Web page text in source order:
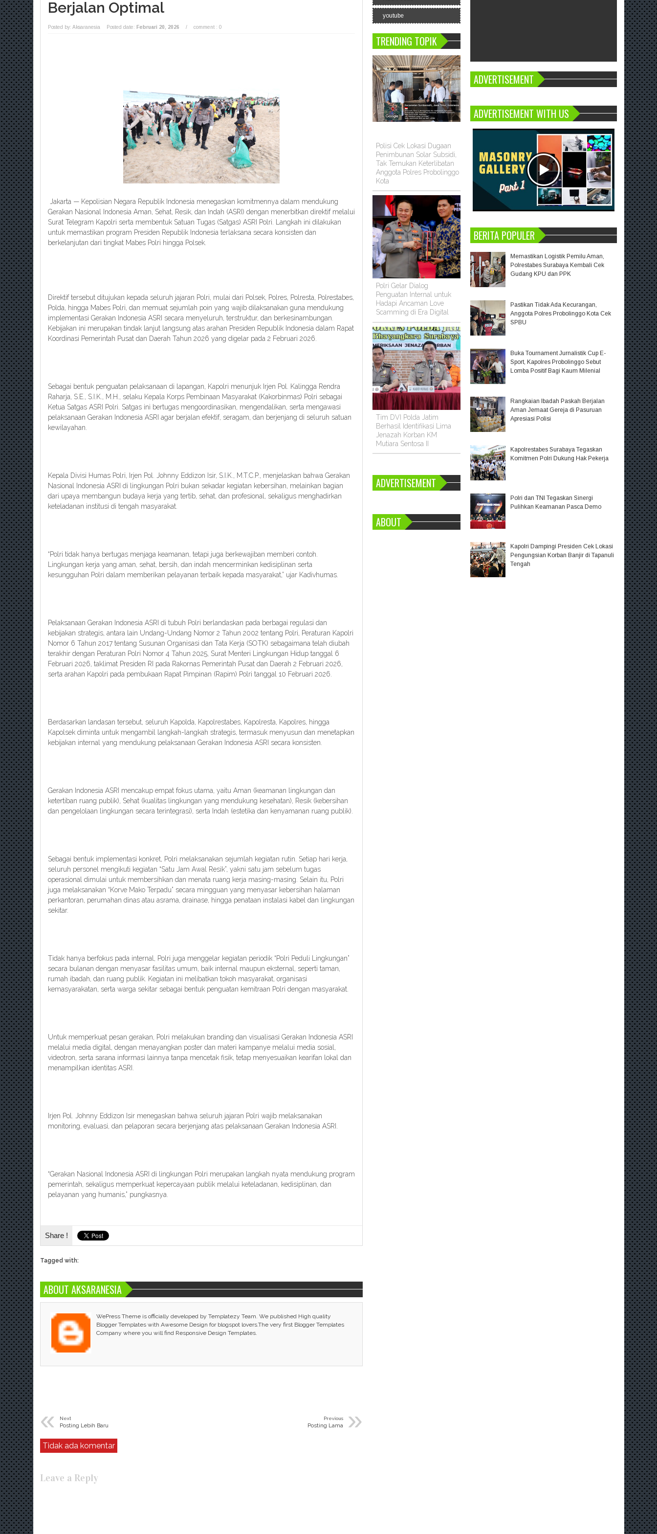
Berjalan Optimal
Posted by: Aksaranesia Posted date: Februari 20, 2026 / comment : 0
Jakarta — Kepolisian Negara Republik Indonesia menegaskan komitmennya dalam mendukung
Gerakan Nasional Indonesia Aman, Sehat, Resik, dan Indah (ASRI) dengan menerbitkan direktif melalui
Surat Telegram Kapolri serta membentuk Satuan Tugas (Satgas) ASRI Polri. Langkah ini dilakukan
untuk memastikan program Presiden Republik Indonesia terlaksana secara konsisten dan
berkelanjutan dari tingkat Mabes Polri hingga Polsek.
Direktif tersebut ditujukan kepada seluruh jajaran Polri, mulai dari Polsek, Polres, Polresta, Polrestabes,
Polda, hingga Mabes Polri, dan memuat sejumlah poin yang wajib dilaksanakan guna mendukung
implementasi Gerakan Indonesia ASRI secara menyeluruh, terstruktur, dan berkesinambungan.
Kebijakan ini merupakan tindak lanjut langsung atas arahan Presiden Republik Indonesia dalam Rapat
Koordinasi Pemerintah Pusat dan Daerah Tahun 2026 yang digelar pada 2 Februari 2026.
Sebagai bentuk penguatan pelaksanaan di lapangan, Kapolri menunjuk Irjen Pol. Kalingga Rendra
Raharja, S.E., S.I.K., M.H., selaku Kepala Korps Pembinaan Masyarakat (Kakorbinmas) Polri sebagai
Ketua Satgas ASRI Polri. Satgas ini bertugas mengoordinasikan, mengendalikan, serta mengawasi
pelaksanaan Gerakan Indonesia ASRI agar berjalan efektif, seragam, dan berjenjang di seluruh satuan
kewilayahan.
Kepala Divisi Humas Polri, Irjen Pol. Johnny Eddizon Isir, S.I.K., M.T.C.P., menjelaskan bahwa Gerakan
Nasional Indonesia ASRI di lingkungan Polri bukan sekadar kegiatan kebersihan, melainkan bagian
dari upaya membangun budaya kerja yang tertib, sehat, dan profesional, sekaligus menghadirkan
keteladanan institusi di tengah masyarakat.
“Polri tidak hanya bertugas menjaga keamanan, tetapi juga berkewajiban memberi contoh.
Lingkungan kerja yang aman, sehat, bersih, dan indah mencerminkan kedisiplinan serta
kesungguhan Polri dalam memberikan pelayanan terbaik kepada masyarakat,” ujar Kadivhumas.
Pelaksanaan Gerakan Indonesia ASRI di tubuh Polri berlandaskan pada berbagai regulasi dan
kebijakan strategis, antara lain Undang-Undang Nomor 2 Tahun 2002 tentang Polri, Peraturan Kapolri
Nomor 6 Tahun 2017 tentang Susunan Organisasi dan Tata Kerja (SOTK) sebagaimana telah diubah
terakhir dengan Peraturan Polri Nomor 4 Tahun 2025, Surat Menteri Lingkungan Hidup tanggal 6
Februari 2026, taklimat Presiden RI pada Rakornas Pemerintah Pusat dan Daerah 2 Februari 2026,
serta arahan Kapolri pada pembukaan Rapat Pimpinan (Rapim) Polri tanggal 10 Februari 2026.
Berdasarkan landasan tersebut, seluruh Kapolda, Kapolrestabes, Kapolresta, Kapolres, hingga
Kapolsek diminta untuk mengambil langkah-langkah strategis, termasuk menyusun dan menetapkan
kebijakan internal yang mendukung pelaksanaan Gerakan Indonesia ASRI secara konsisten.
Gerakan Indonesia ASRI mencakup empat fokus utama, yaitu Aman (keamanan lingkungan dan
ketertiban ruang publik), Sehat (kualitas lingkungan yang mendukung kesehatan), Resik (kebersihan
dan pengelolaan lingkungan secara terintegrasi), serta Indah (estetika dan kenyamanan ruang publik).
Sebagai bentuk implementasi konkret, Polri melaksanakan sejumlah kegiatan rutin. Setiap hari kerja,
seluruh personel mengikuti kegiatan “Satu Jam Awal Resik”, yakni satu jam sebelum tugas
operasional dimulai untuk membersihkan dan menata ruang kerja masing-masing. Selain itu, Polri
juga melaksanakan “Korve Mako Terpadu” secara mingguan yang menyasar kebersihan halaman
perkantoran, perumahan dinas atau asrama, drainase, hingga penataan instalasi kabel dan lingkungan
sekitar.
Tidak hanya berfokus pada internal, Polri juga menggelar kegiatan periodik “Polri Peduli Lingkungan”
secara bulanan dengan menyasar fasilitas umum, baik internal maupun eksternal, seperti taman,
rumah ibadah, dan ruang publik. Kegiatan ini melibatkan tokoh masyarakat, organisasi
kemasyarakatan, serta warga sekitar sebagai bentuk penguatan kemitraan Polri dengan masyarakat.
Untuk memperkuat pesan gerakan, Polri melakukan branding dan visualisasi Gerakan Indonesia ASRI
melalui media digital, dengan menayangkan poster dan materi kampanye melalui media sosial,
videotron, serta sarana informasi lainnya tanpa mencetak fisik, tetap menyesuaikan kearifan lokal dan
menampilkan identitas ASRI.
Irjen Pol. Johnny Eddizon Isir menegaskan bahwa seluruh jajaran Polri wajib melaksanakan
monitoring, evaluasi, dan pelaporan secara berjenjang atas pelaksanaan Gerakan Indonesia ASRI.
“Gerakan Nasional Indonesia ASRI di lingkungan Polri merupakan langkah nyata mendukung program
pemerintah, sekaligus memperkuat kepercayaan publik melalui keteladanan, kedisiplinan, dan
pelayanan yang humanis,” pungkasnya.
Share !
Tagged with:
ABOUT AKSARANESIA
WePress Theme is officially developed by Templatezy Team. We published High quality
Blogger Templates with Awesome Design for blogspot lovers.The very first Blogger Templates
Company where you will find Responsive Design Templates.
« Next
Posting Lebih Baru »
Previous
Posting Lama
Tidak ada komentar
Leave a Reply
youtube
TRENDING TOPIK
Polisi Cek Lokasi Dugaan
Penimbunan Solar Subsidi,
Tak Temukan Keterlibatan
Anggota Polres Probolinggo
Kota
Polri Gelar Dialog
Penguatan Internal untuk
Hadapi Ancaman Love
Scamming di Era Digital
Tim DVI Polda Jatim
Berhasil Identifikasi Lima
Jenazah Korban KM
Mutiara Sentosa II
ADVERTISEMENT
ABOUT
ADVERTISEMENT
ADVERTISEMENT WITH US
BERITA POPULER
Memastikan Logistik Pemilu Aman,
Polrestabes Surabaya Kembali Cek
Gudang KPU dan PPK
Pastikan Tidak Ada Kecurangan,
Anggota Polres Probolinggo Kota Cek
SPBU
Buka Tournament Jurnalistik Cup E-
Sport, Kapolres Probolinggo Sebut
Lomba Positif Bagi Kaum Milenial
Rangkaian Ibadah Paskah Berjalan
Aman Jemaat Gereja di Pasuruan
Apresiasi Polisi
Kapolrestabes Surabaya Tegaskan
Komitmen Polri Dukung Hak Pekerja
Polri dan TNI Tegaskan Sinergi
Pulihkan Keamanan Pasca Demo
Kapolri Dampingi Presiden Cek Lokasi
Pengungsian Korban Banjir di Tapanuli
Tengah